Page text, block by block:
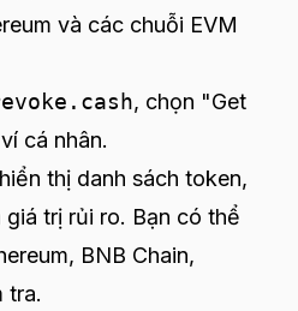
và các chuỗi EVM
, chọn "Get
cá nhân.
thị danh sách token,
trị rủi ro. Bạn có thể
BNB Chain,
tra.